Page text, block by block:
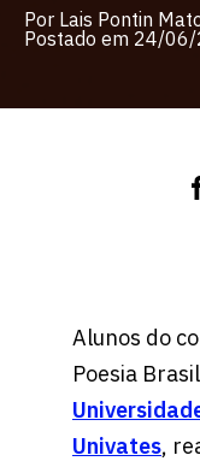
Por Lais Pontin
Postado em 24/
Alunos do
Poesia
Univates,